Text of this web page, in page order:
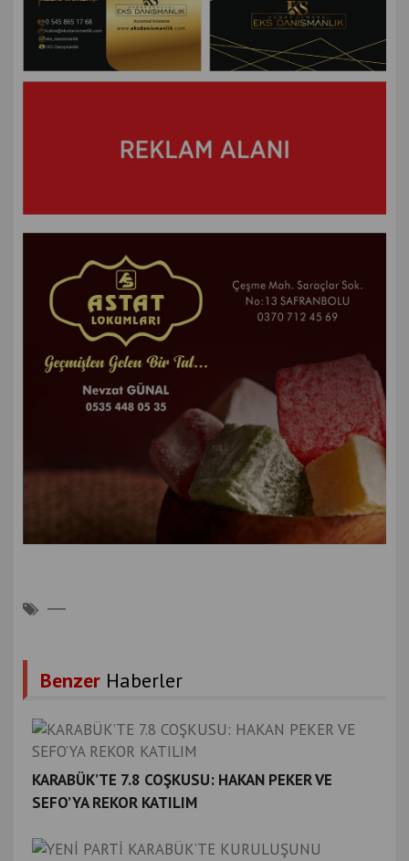
Benzer Haberler
KARABÜK’TE 7.8 COŞKUSU: HAKAN PEKER VE
SEFO’YA REKOR KATILIM